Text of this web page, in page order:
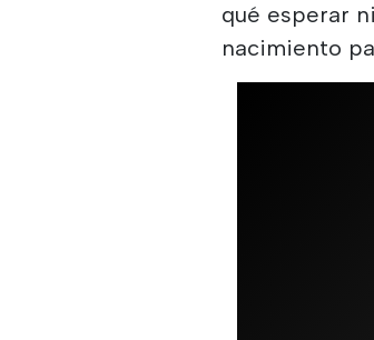
qué esperar
nacimiento